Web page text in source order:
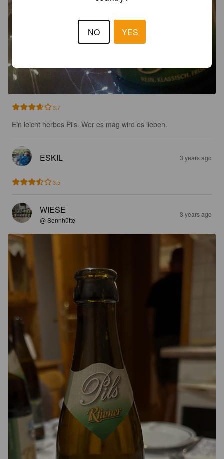
3.7
Ein leicht herbes Pils. Wer es mag wird es lieben.
ESKIL 3 years ago
3.5
WIESE
@ Sennhütte
3 years ago
NO YES